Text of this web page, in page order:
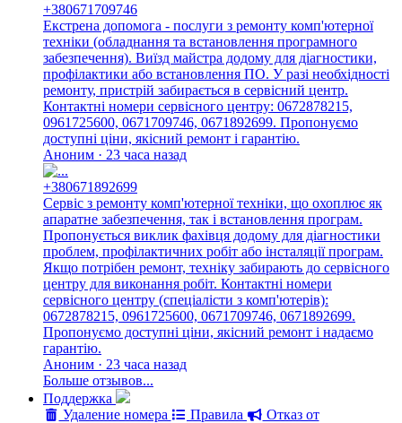
+380671709746
Екстрена допомога - послуги з ремонту комп'ютерної
техніки (обладнання та встановлення програмного
забезпечення). Виїзд майстра додому для діагностики,
профілактики або встановлення ПО. У разі необхідності
ремонту, пристрій забирається в сервісний центр.
Контактні номери сервісного центру: 0672878215,
0961725600, 0671709746, 0671892699. Пропонуємо
доступні ціни, якісний ремонт і гарантію.
Аноним · 23 часа назад
+380671892699
Сервіс з ремонту комп'ютерної техніки, що охоплює як
апаратне забезпечення, так і встановлення програм.
Пропонується виклик фахівця додому для діагностики
проблем, профілактичних робіт або інсталяції програм.
Якщо потрібен ремонт, техніку забирають до сервісного
центру для виконання робіт. Контактні номери
сервісного центру (спеціалісти з комп'ютерів):
0672878215, 0961725600, 0671709746, 0671892699.
Пропонуємо доступні ціни, якісний ремонт і надаємо
гарантію.
Аноним · 23 часа назад
Больше отзывов...
Поддержка
Удаление номера
Правила
Отказ от